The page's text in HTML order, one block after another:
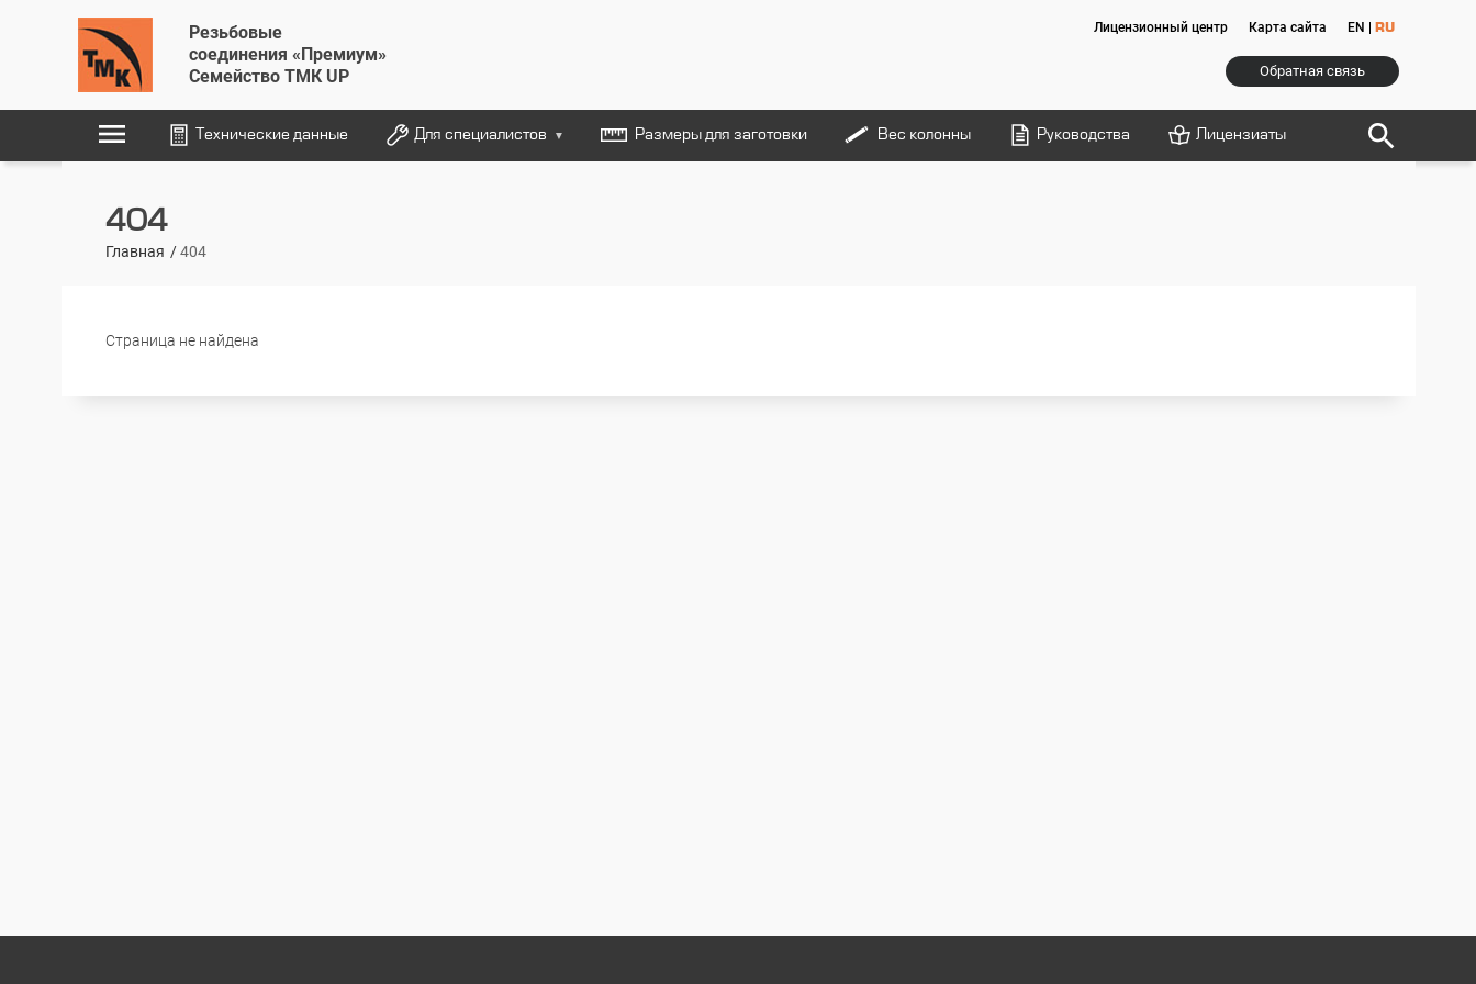
Резьбовые
соединения «Премиум»
Семейство ТМК UP
Лицензионный центр Карта сайта EN RU
Обратная связь
menu Технические данные Для специалистов ▼ Размеры для заготовки Вес колонны Руководства Лицензиаты search
404
Главная 404
Страница не найдена